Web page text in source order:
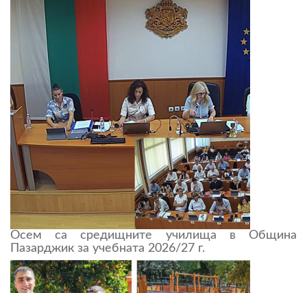
Осем са средищните училища в Община
Пазарджик за учебната 2026/27 г.